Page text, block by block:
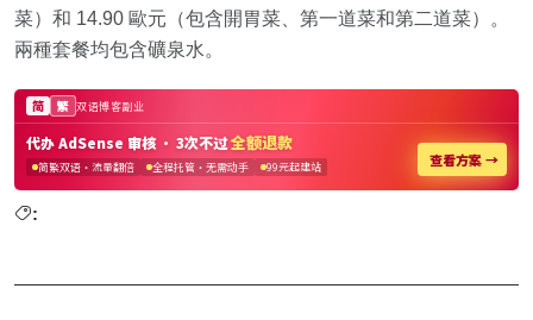
菜）和 14.90 歐元（包含開胃菜、第一道菜和第二道菜）。
兩種套餐均包含礦泉水。
: